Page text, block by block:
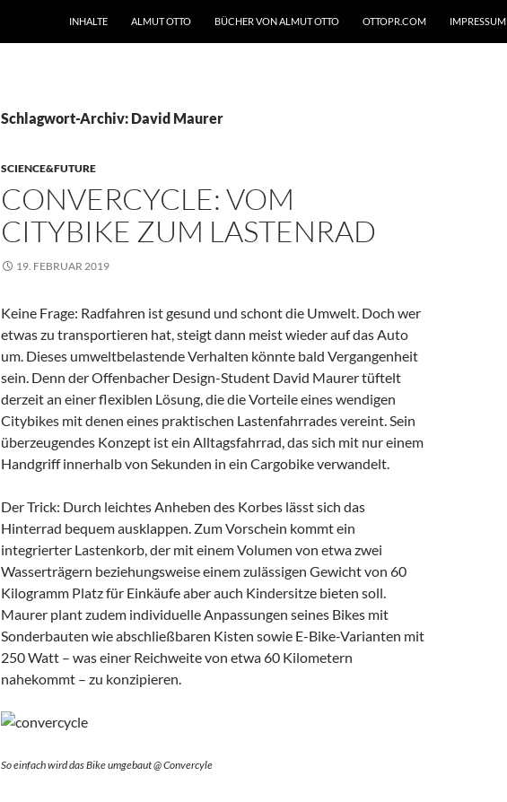
INHALTE ALMUT OTTO BÜCHER VON ALMUT OTTO OTTOPR.COM IMPRESSUM
Schlagwort-Archiv: David Maurer
SCIENCE&FUTURE
CONVERCYCLE: VOM
CITYBIKE ZUM LASTENRAD
19. FEBRUAR 2019
Keine Frage: Radfahren ist gesund und schont die Umwelt. Doch wer
etwas zu transportieren hat, steigt dann meist wieder auf das Auto
um. Dieses umweltbelastende Verhalten könnte bald Vergangenheit
sein. Denn der Offenbacher Design-Student David Maurer tüftelt
derzeit an einer flexiblen Lösung, die die Vorteile eines wendigen
Citybikes mit denen eines praktischen Lastenfahrrades vereint. Sein
überzeugendes Konzept ist ein Alltagsfahrrad, das sich mit nur einem
Handgriff innerhalb von Sekunden in ein Cargobike verwandelt.
Der Trick: Durch leichtes Anheben des Korbes lässt sich das
Hinterrad bequem ausklappen. Zum Vorschein kommt ein
integrierter Lastenkorb, der mit einem Volumen von etwa zwei
Wasserträgern beziehungsweise einem zulässigen Gewicht von 60
Kilogramm Platz für Einkäufe aber auch Kindersitze bieten soll.
Maurer plant zudem individuelle Anpassungen seines Bikes mit
Sonderbauten wie abschließbaren Kisten sowie E-Bike-Varianten mit
250 Watt – was einer Reichweite von etwa 60 Kilometern
nahekommt – zu konzipieren.
So einfach wird das Bike umgebaut @ Convercyle